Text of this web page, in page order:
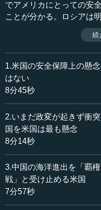
でアメリカにとっての安
ことが分かる。ロシアは
包括的なテロ対策が必要
できない。元海上自衛隊
アメリカを取り巻く情勢
４話目）
収録日：2015年11月11日
追加日：2015年12月28日
カテゴリー：
政治
安全保障・テロ
≪全文≫
●厳しさを増すアメリカ
た初の国家安全保障戦略
月に出した国家安全保障
提にして比較してみると
続
1.米国の安全保障上の懸
はない
8分45秒
2.いまだ政変が起きず衝
国を米国は最も懸念
8分14秒
3.中国の海洋進出を「覇
戦」と受け止める米国
7分57秒